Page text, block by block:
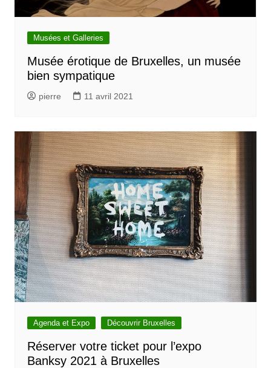
Musées et Galleries
Musée érotique de Bruxelles, un musée
bien sympatique
pierre 11 avril 2021
Agenda et Expo Découvrir Bruxelles
Réserver votre ticket pour l’expo
Banksy 2021 à Bruxelles